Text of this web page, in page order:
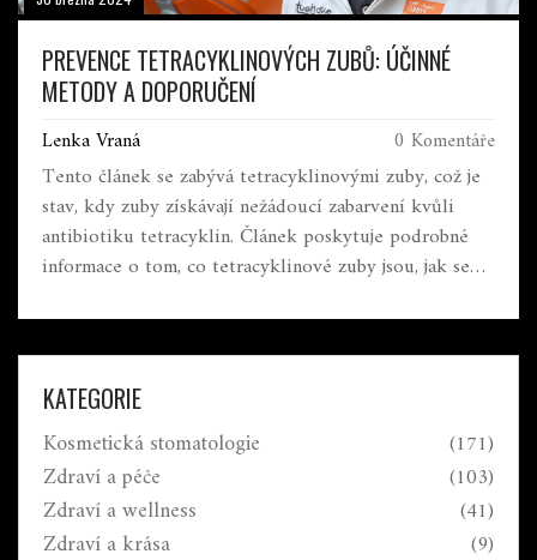
PREVENCE TETRACYKLINOVÝCH ZUBŮ: ÚČINNÉ
METODY A DOPORUČENÍ
Lenka Vraná 0 Komentáře
Tento článek se zabývá tetracyklinovými zuby, což je
stav, kdy zuby získávají nežádoucí zabarvení kvůli
antibiotiku tetracyklin. Článek poskytuje podrobné
informace o tom, co tetracyklinové zuby jsou, jak se
Zahrnuje také praktické tipy, jak pečovat o ústní
hygienu a jak chránit vaše zuby před nepříznivými
účinky určitých léků.
KATEGORIE
Kosmetická stomatologie (171)
Zdraví a péče (103)
Zdraví a wellness (41)
Zdraví a krása (9)